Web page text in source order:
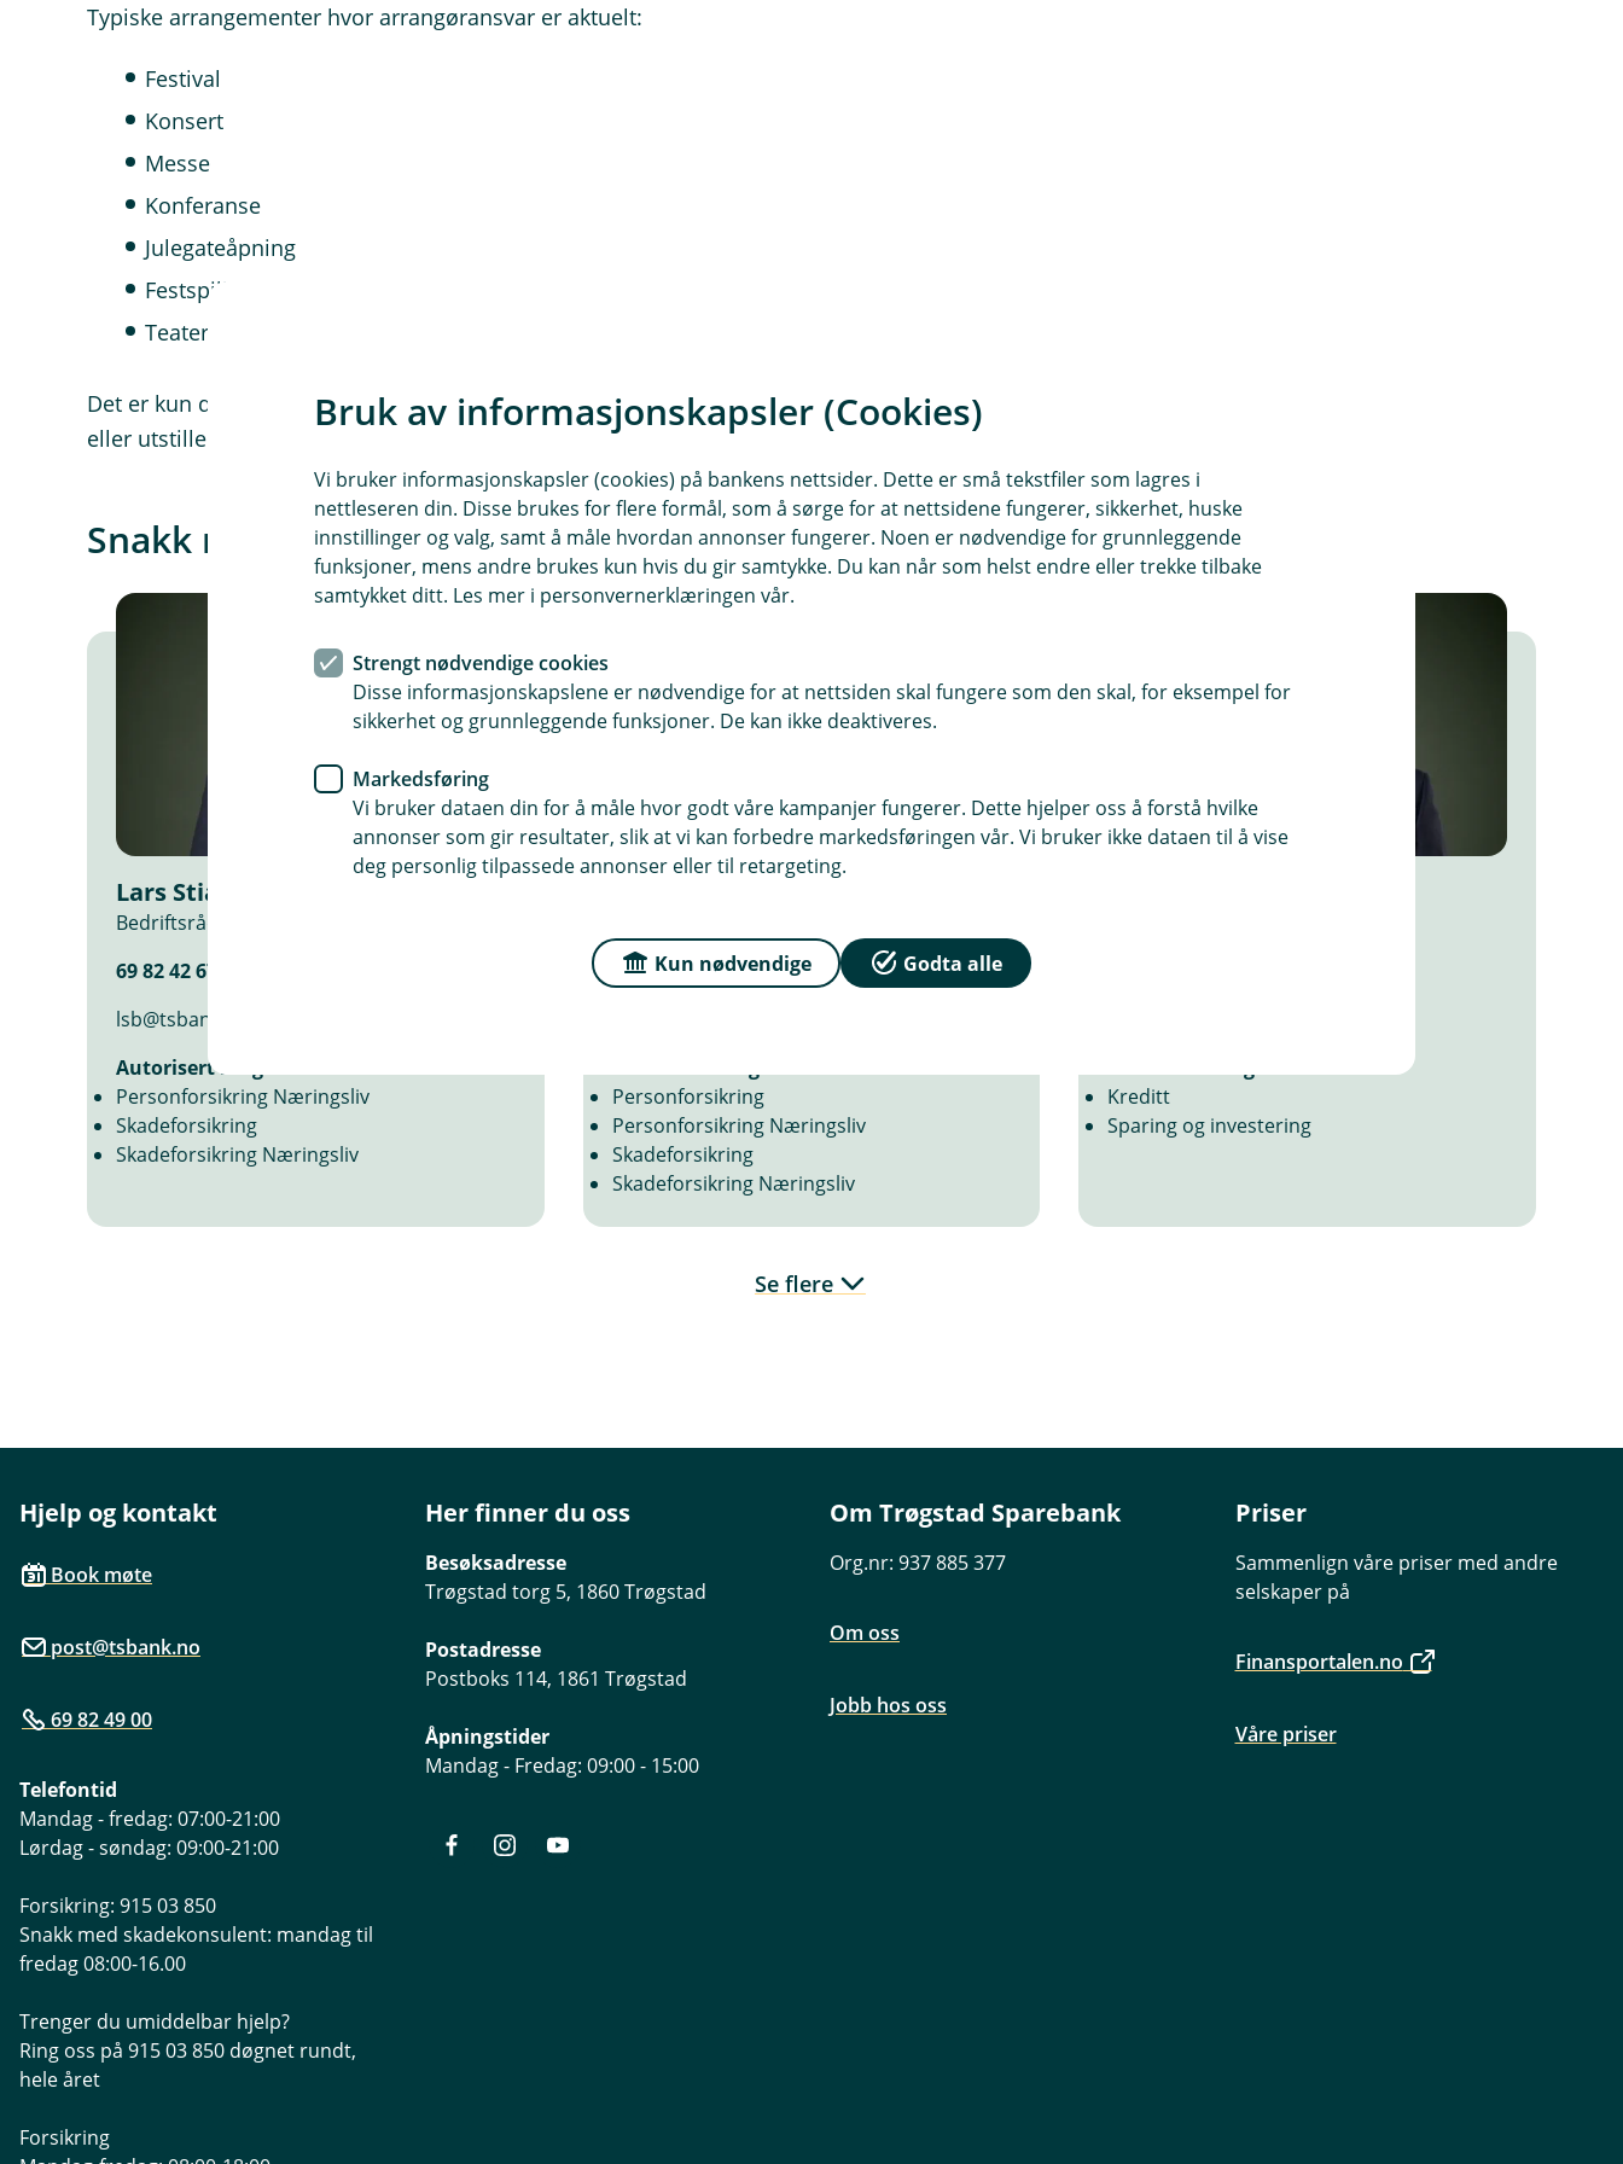
Typiske arrangementer hvor arrangøransvar er aktuelt:
Festival
Konsert
Messe
Konferanse
Julegateåpning
Festspill
Teaterforestilling
Det er kun den som arrangerer som trenger arrangøransvar. Er du en deltaker
eller utstiller, trenger du i stedet en
bedriftsansvarsforsikring.
Snakk med en av rådgiverne våre om arrangøransvar
Lars Stian Burhol
Bedriftsrådgiver
69 82 42 67 / 412 53 644
lsb@tsbank.no
Autorisert rådgiver
Personforsikring Næringsliv
Skadeforsikring
Skadeforsikring Næringsliv
69 82 49 09 / 482 54 423
Personforsikring
Personforsikring Næringsliv
Skadeforsikring
Skadeforsikring Næringsliv
Kreditt
Sparing og investering
Se flere
Hjelp og kontakt
Book møte
post@tsbank.no
69 82 49 00
Telefontid
Mandag - fredag: 07:00-21:00
Lørdag - søndag: 09:00-21:00
Forsikring: 915 03 850
Snakk med skadekonsulent: mandag til
fredag 08:00-16.00
Trenger du umiddelbar hjelp?
Ring oss på 915 03 850 døgnet rundt,
hele året
Forsikring
Her finner du oss
Besøksadresse
Trøgstad torg 5, 1860 Trøgstad
Postadresse
Postboks 114, 1861 Trøgstad
Åpningstider
Mandag - Fredag: 09:00 - 15:00
Om Trøgstad Sparebank
Org.nr: 937 885 377
Om oss
Jobb hos oss
Priser
Sammenlign våre priser med andre
selskaper på
Finansportalen.no
Våre priser
Bruk av informasjonskapsler (Cookies)
Vi bruker informasjonskapsler (cookies) på bankens nettsider. Dette er små tekstfiler som lagres i
nettleseren din. Disse brukes for flere formål, som å sørge for at nettsidene fungerer, sikkerhet, huske
innstillinger og valg, samt å måle hvordan annonser fungerer. Noen er nødvendige for grunnleggende
funksjoner, mens andre brukes kun hvis du gir samtykke. Du kan når som helst endre eller trekke tilbake
samtykket ditt. Les mer i personvernerklæringen vår.
Strengt nødvendige cookies
Disse informasjonskapslene er nødvendige for at nettsiden skal fungere som den skal, for eksempel for
sikkerhet og grunnleggende funksjoner. De kan ikke deaktiveres.
Markedsføring
Vi bruker dataen din for å måle hvor godt våre kampanjer fungerer. Dette hjelper oss å forstå hvilke
annonser som gir resultater, slik at vi kan forbedre markedsføringen vår. Vi bruker ikke dataen til å vise
deg personlig tilpassede annonser eller til retargeting.
Kun nødvendige Godta alle